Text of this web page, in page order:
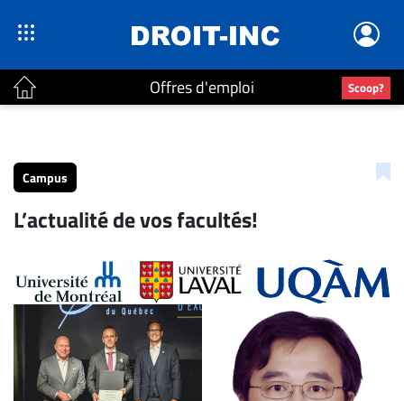
Offres d'emploi Scoop?
Accueil
Continu
Bureaux
Conseillers
Juridiques
Campus
Carrière
Campus
L’actualité de vos facultés!